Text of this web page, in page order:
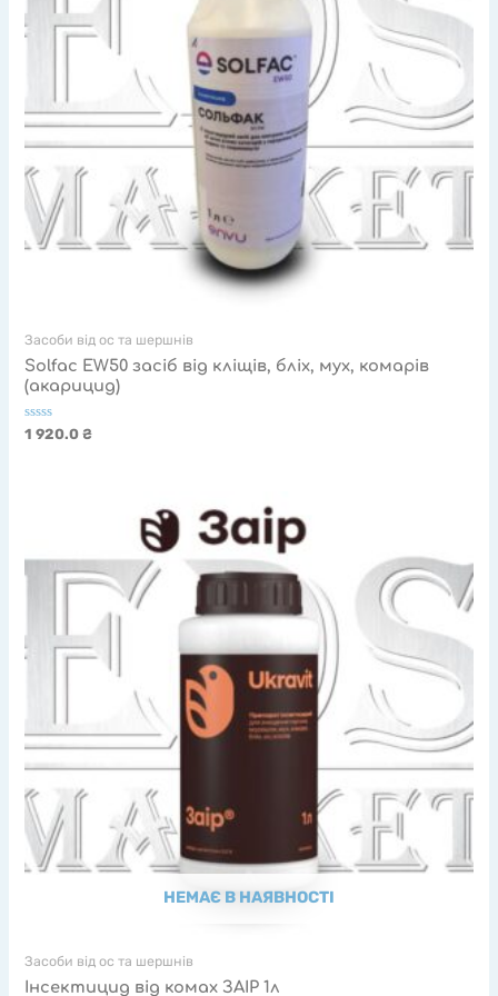
Засоби від ос та шершнів
Solfac EW50 засіб від кліщів, бліх, мух, комарів
(акарицид)
Оцінено
1 920.0₴
НЕМАЄ В НАЯВНОСТІ
Засоби від ос та шершнів
Інсектицид від комах ЗАІР 1л